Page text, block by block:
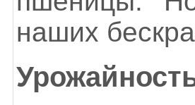
наших